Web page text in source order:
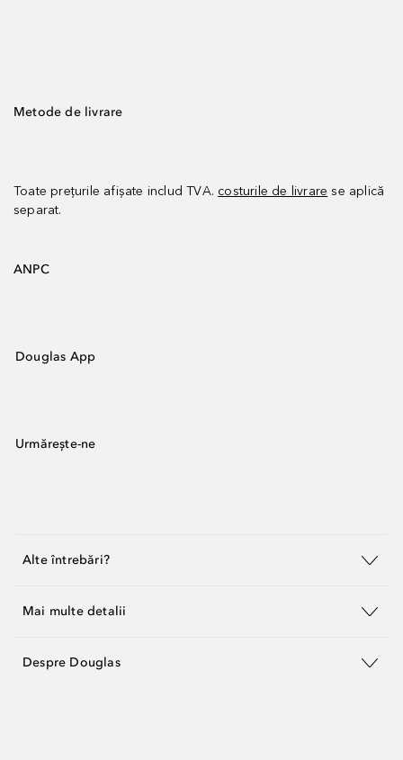
Metode de livrare
Toate prețurile afișate includ TVA. costurile de livrare se aplică
separat.
ANPC
Douglas App
Urmărește-ne
Alte întrebări?
Mai multe detalii
Despre Douglas